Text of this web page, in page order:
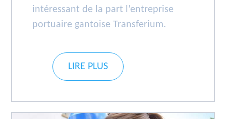
intéressant de la part l’entreprise
portuaire gantoise Transferium.
LIRE PLUS